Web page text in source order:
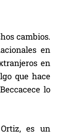
cambios.
en
en
que hace
lo
es un